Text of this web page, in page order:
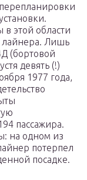
этой области
лайнера. Лишь
(бортовой
девять (!)
1977 года,
пассажира.
на одном из
потерпел
посадке.